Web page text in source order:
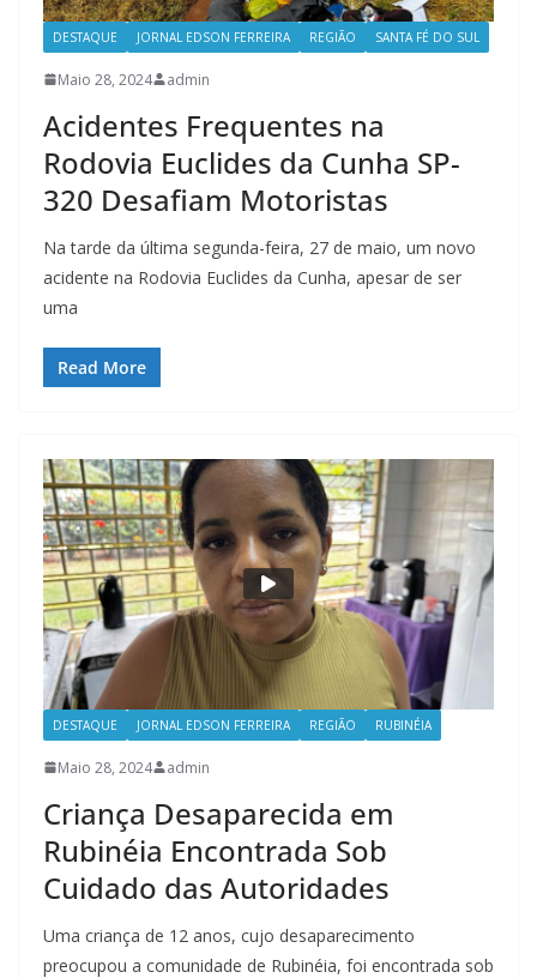
DESTAQUE JORNAL EDSON FERREIRA REGIÃO SANTA FÉ DO SUL
Maio 28, 2024 admin
Acidentes Frequentes na
Rodovia Euclides da Cunha SP-
320 Desafiam Motoristas
Na tarde da última segunda-feira, 27 de maio, um novo
acidente na Rodovia Euclides da Cunha, apesar de ser
uma
Read More
DESTAQUE JORNAL EDSON FERREIRA REGIÃO RUBINÉIA
Maio 28, 2024 admin
Criança Desaparecida em
Rubinéia Encontrada Sob
Cuidado das Autoridades
Uma criança de 12 anos, cujo desaparecimento
preocupou a comunidade de Rubinéia, foi encontrada sob